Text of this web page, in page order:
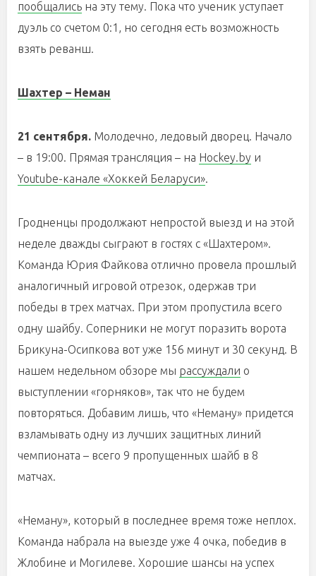
пообщались на эту тему. Пока что ученик уступает
дуэль со счетом 0:1, но сегодня есть возможность
взять реванш.
Шахтер – Неман
21 сентября. Молодечно, ледовый дворец. Начало
– в 19:00. Прямая трансляция – на Hockey.by и
Youtube-канале «Хоккей Беларуси»
Гродненцы продолжают непростой выезд и на этой
неделе дважды сыграют в гостях с «Шахтером».
Команда Юрия Файкова отлично провела прошлый
аналогичный игровой отрезок, одержав три
победы в трех матчах. При этом пропустила всего
одну шайбу. Соперники не могут поразить ворота
Брикуна-Осипкова вот уже 156 минут и 30 секунд. В
нашем недельном обзоре мы рассуждали о
выступлении «горняков», так что не будем
повторяться. Добавим лишь, что «Неману» придется
взламывать одну из лучших защитных линий
чемпионата – всего 9 пропущенных шайб в 8
матчах.
«Неману», который в последнее время тоже неплох.
Команда набрала на выезде уже 4 очка, победив в
Жлобине и Могилеве. Хорошие шансы на успех